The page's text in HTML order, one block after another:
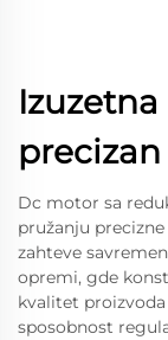
precizan
Dc motor sa
pružanju
zahteve
opremi, gde
kvalitet
sposobnost